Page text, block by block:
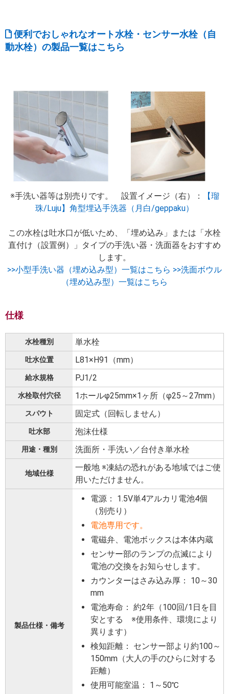
便利でおしゃれなオート水栓・センサー水栓（自
動水栓）の製品一覧はこちら
※手洗い器等は別売りです。 設置イメージ（右）：
【瑠
珠/Luju】角型埋込手洗器（月白/geppaku）
この水栓は吐水口が低いため、「埋め込み」または「水栓
直付け（設置例）」タイプの手洗い器・洗面器をおすすめ
します。
>>小型手洗い器（埋め込み型）一覧はこちら >>洗面ボウル
（埋め込み型）一覧はこちら
仕様
水栓種別 単水栓
吐水位置 L81×H91（mm）
給水規格 PJ1/2
水栓取付穴径 1ホールφ25mm×1ヶ所（φ25～27mm）
スパウト 固定式（回転しません）
吐水部 泡沫仕様
用途・種別 洗面所・手洗い／台付き単水栓
地域仕様
一般地 ※凍結の恐れがある地域ではご使
用いただけません。
製品仕様・備考
電源： 1.5V単4アルカリ電池4個
（別売り）
電池専用です。
電磁弁、電池ボックスは本体内蔵
センサー部のランプの点滅により
電池の交換をお知らせします。
カウンターはさみ込み厚： 10～30
mm
電池寿命： 約2年（100回/1日を目
安とする ※使用条件、環境により
異ります）
検知距離： センサー部より約100～
150mm（大人の手のひらに対する
距離）
使用可能室温： 1～50℃